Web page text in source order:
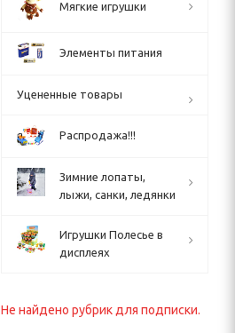
Мягкие игрушки
Элементы питания
Уцененные товары
Распродажа!!!
Зимние лопаты,
лыжи, санки, ледянки
Игрушки Полесье в
дисплеях
Не найдено рубрик для подписки.